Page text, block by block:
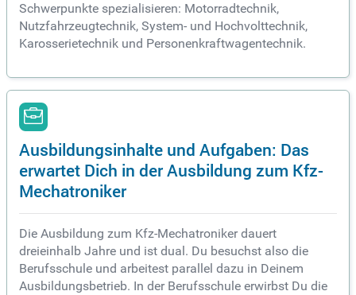
Schwerpunkte spezialisieren: Motorradtechnik,
Nutzfahrzeugtechnik, System- und Hochvolttechnik,
Karosserietechnik und Personenkraftwagentechnik.
Ausbildungsinhalte und Aufgaben: Das
erwartet Dich in der Ausbildung zum Kfz-
Mechatroniker
Die Ausbildung zum Kfz-Mechatroniker dauert
dreieinhalb Jahre und ist dual. Du besuchst also die
Berufsschule und arbeitest parallel dazu in Deinem
Ausbildungsbetrieb. In der Berufsschule erwirbst Du die